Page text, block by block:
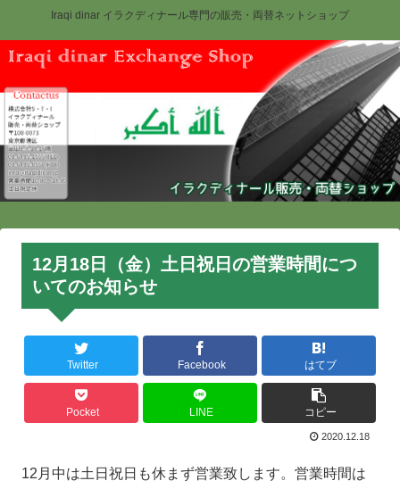
Iraqi dinar イラクディナール専門の販売・両替ネットショップ
12月18日（金）土日祝日の営業時間につ
いてのお知らせ
Twitter Facebook はてブ
Pocket LINE コピー
2020.12.18
12月中は土日祝日も休まず営業致します。営業時間は